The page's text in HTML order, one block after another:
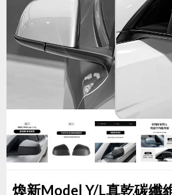
煥新Model Y/L真乾碳纖